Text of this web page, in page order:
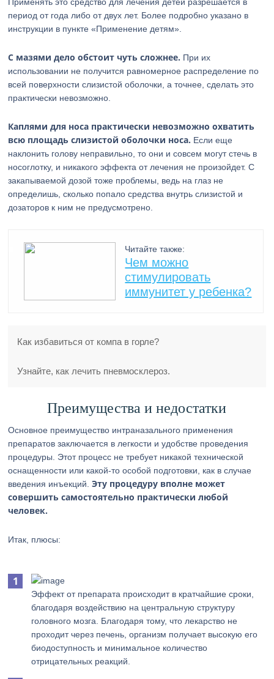
период от года либо от двух лет. Более подробно указано в
инструкции в пункте «Применение детям».
С мазями дело обстоит чуть сложнее. При их
использовании не получится равномерное распределение по
всей поверхности слизистой оболочки, а точнее, сделать это
практически невозможно.
Каплями для носа практически невозможно охватить
всю площадь слизистой оболочки носа. Если еще
наклонить голову неправильно, то они и совсем могут стечь в
носоглотку, и никакого эффекта от лечения не произойдет. С
закапываемой дозой тоже проблемы, ведь на глаз не
определишь, сколько попало средства внутрь слизистой и
дозаторов к ним не предусмотрено.
Читайте также:
Чем можно
стимулировать
иммунитет у ребенка?
Как избавиться от компа в горле?
Узнайте, как лечить пневмосклероз.
Преимущества и недостатки
Основное преимущество интраназального применения
препаратов заключается в легкости и удобстве проведения
процедуры. Этот процесс не требует никакой технической
оснащенности или какой-то особой подготовки, как в случае
введения инъекций.Эту процедуру вполне может
совершить самостоятельно практически любой
человек.
Итак, плюсы:
Эффект от препарата происходит в кратчайшие сроки,
благодаря воздействию на центральную структуру
головного мозга. Благодаря тому, что лекарство не
проходит через печень, организм получает высокую его
биодоступность и минимальное количество
отрицательных реакций.